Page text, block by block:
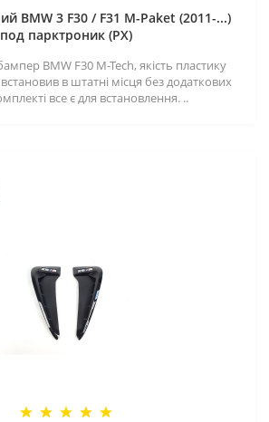
BMW 3 F30 / F31 M-Paket (2011-...)
под парктроник (PX)
BMW F30 M-Tech, якість пластику
в штатні місця без додаткових
все є для встановлення. ..